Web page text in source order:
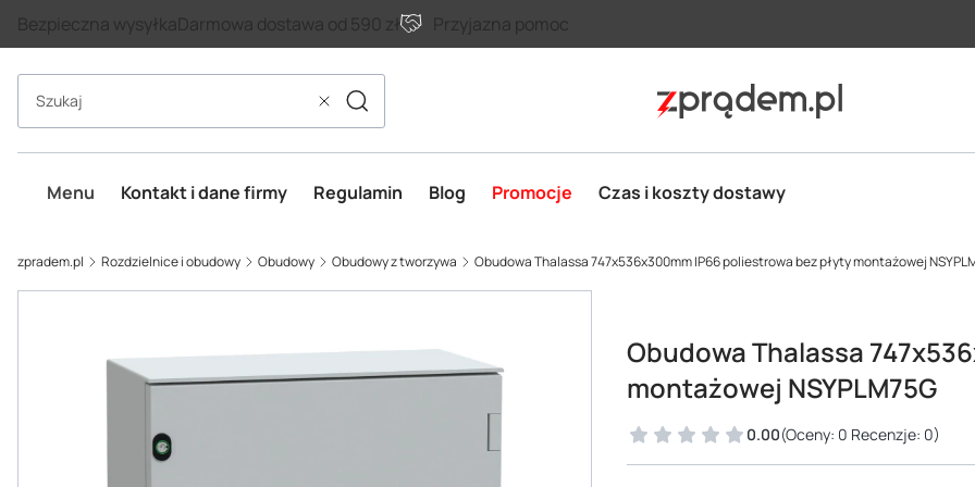
Bezpieczna wysyłkaDarmowa dostawa od 590 zł Przyjazna pomoc
WyczyśćSzukaj
Menu Kontakt i dane firmy Regulamin Blog Promocje Czas i koszty dostawy
zpradem.pl Rozdzielnice i obudowy Obudowy Obudowy z tworzywa Obudowa Thalassa 747x536x300mm IP66 poliestrowa bez płyty montażowej
Obudowa Thalassa
montażowej NSYPLM75G
0.00(Oceny: 0 Recenzje: 0)